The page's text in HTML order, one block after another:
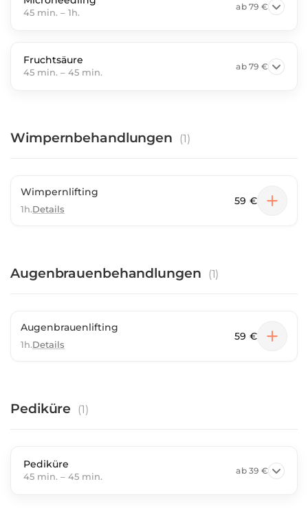
45 min. – 1h.
ab79 €
Fruchtsäure
45 min. – 45 min.
ab79 €
Wimpernbehandlungen (1)
Wimpernlifting
1h.Details
59 €
Augenbrauenbehandlungen (1)
Augenbrauenlifting
1h.Details
59 €
Pediküre (1)
Pediküre
45 min. – 45 min.
ab39 €